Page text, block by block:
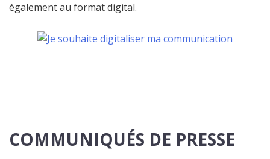
également au format digital.
COMMUNIQUÉS DE PRESSE